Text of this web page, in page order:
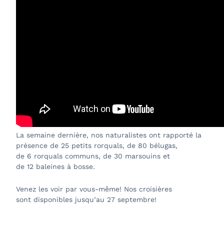
La semaine dernière, nos naturalistes ont rapporté la
présence de 25 petits rorquals, de 80 bélugas,
de 6 rorquals communs, de 30 marsouins et
de 12 baleines à bosse.
Venez les voir par vous-même! Nos croisières
sont disponibles jusqu’au 27 septembre!